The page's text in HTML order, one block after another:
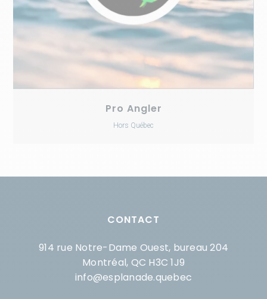
Pro Angler
Hors Québec
CONTACT
914 rue Notre-Dame Ouest, bureau 204
Montréal, QC H3C 1J9
info@esplanade.quebec